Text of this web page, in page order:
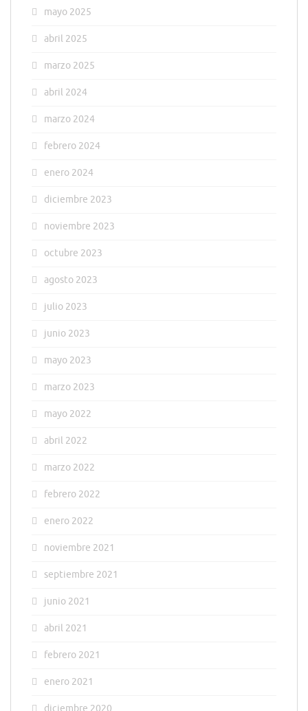
mayo 2025
abril 2025
marzo 2025
abril 2024
marzo 2024
febrero 2024
enero 2024
diciembre 2023
noviembre 2023
octubre 2023
agosto 2023
julio 2023
junio 2023
mayo 2023
marzo 2023
mayo 2022
abril 2022
marzo 2022
febrero 2022
enero 2022
noviembre 2021
septiembre 2021
junio 2021
abril 2021
febrero 2021
enero 2021
diciembre 2020